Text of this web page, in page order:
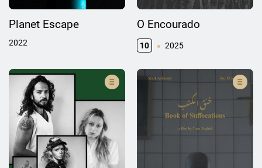
Planet Escape
2022
O Encourado
10 2025